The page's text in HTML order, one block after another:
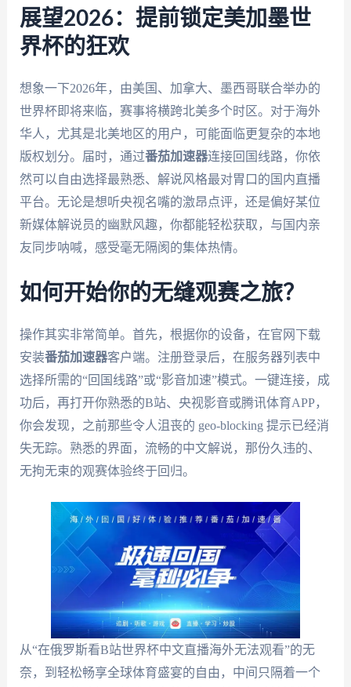
展望2026：提前锁定美加墨世
界杯的狂欢
想象一下2026年，由美国、加拿大、墨西哥联合举办的
世界杯即将来临，赛事将横跨北美多个时区。对于海外
华人，尤其是北美地区的用户，可能面临更复杂的本地
版权划分。届时，通过番茄加速器连接回国线路，你依
然可以自由选择最熟悉、解说风格最对胃口的国内直播
平台。无论是想听央视名嘴的激昂点评，还是偏好某位
新媒体解说员的幽默风趣，你都能轻松获取，与国内亲
友同步呐喊，感受毫无隔阂的集体热情。
如何开始你的无缝观赛之旅？
操作其实非常简单。首先，根据你的设备，在官网下载
安装番茄加速器客户端。注册登录后，在服务器列表中
选择所需的“回国线路”或“影音加速”模式。一键连接，成
功后，再打开你熟悉的B站、央视影音或腾讯体育APP，
你会发现，之前那些令人沮丧的 geo-blocking 提示已经消
失无踪。熟悉的界面，流畅的中文解说，那份久违的、
无拘无束的观赛体验终于回归。
从“在俄罗斯看B站世界杯中文直播海外无法观看”的无
奈，到轻松畅享全球体育盛宴的自由，中间只隔着一个